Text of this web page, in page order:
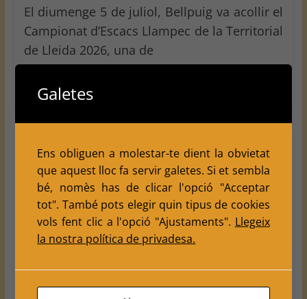
El diumenge 5 de juliol, Bellpuig va acollir el
Campionat d’Escacs Llampec de la Territorial
de Lleida 2026, una de
2026 associacio veins INDIVIDUALS
Nostres
Activitats
Nostres Tornejos
Els escacs tornen al Secà de Sant
Pere amb el Torneig d’Estiu del
Club Escacs Balàfia
July 4, 2026 Escacs Balafia 0 Comments
Galetes
Ens obliguen a molestar-te dient la obvietat
que aquest lloc fa servir galetes. Si et sembla
bé, nomès has de clicar l'opció "Acceptar
tot". També pots elegir quin tipus de cookies
vols fent clic a l'opció "Ajustaments". Llegeix
la nostra política de privadesa.